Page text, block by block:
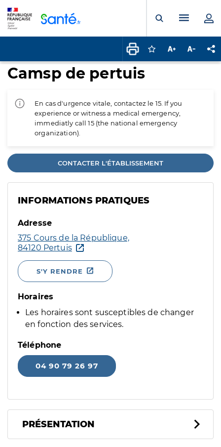
Ouvrir laMenu
Connectez-vous
Augmenter la
Camsp de pertuis
En cas d'urgence vitale, contactez le 15. If you
experience or witness a medical emergency,
immediatly call 15 (the national emergency
organization).
CONTACTER L'ÉTABLISSEMENT
INFORMATIONS PRATIQUES
Adresse
375 Cours de la République,
84120 Pertuis
S'Y RENDRE
Horaires
Les horaires sont susceptibles de changer
en fonction des services.
Téléphone
04 90 79 26 97
PRÉSENTATION